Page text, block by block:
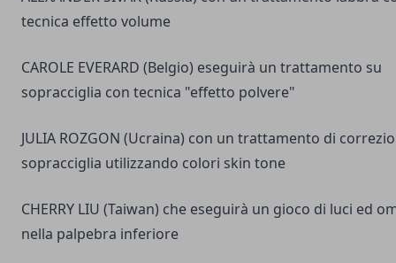
tecnica effetto volume
CAROLE EVERARD (Belgio) eseguirà un trattamento su
sopracciglia con tecnica "effetto polvere"
JULIA ROZGON (Ucraina) con un trattamento di
sopracciglia utilizzando colori skin tone
CHERRY LIU (Taiwan) che eseguirà un gioco di luci ed
nella palpebra inferiore